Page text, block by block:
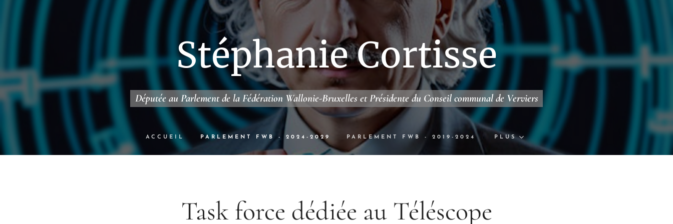
Stéphanie Cortisse
Députée au Parlement de la Fédération Wallonie-Bruxelles et Présidente du Conseil communal de Verviers
ACCUEIL PARLEMENT FWB - 2024-2029 PARLEMENT FWB - 2019-2024 PLUS
Task force dédiée au Téléscope